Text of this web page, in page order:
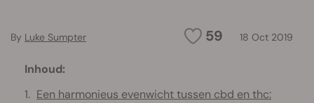
59 18 Oct 2019
By Luke Sumpter
Inhoud:
Een harmonieus evenwicht tussen cbd en thc: